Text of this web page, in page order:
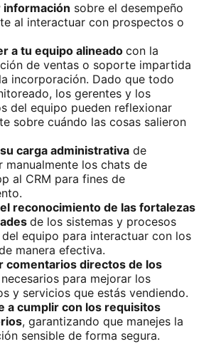
información sobre el desempeño
al interactuar con prospectos o
a tu equipo alineado con la
de ventas o soporte impartida
incorporación. Dado que todo
los gerentes y los
del equipo pueden reflexionar
sobre cuándo las cosas salieron
carga administrativa de
manualmente los chats de
al CRM para fines de
reconocimiento de las fortalezas
de los sistemas y procesos
equipo para interactuar con los
manera efectiva.
comentarios directos de los
necesarios para mejorar los
y servicios que estás vendiendo.
a cumplir con los requisitos
, garantizando que manejes la
sensible de forma segura.